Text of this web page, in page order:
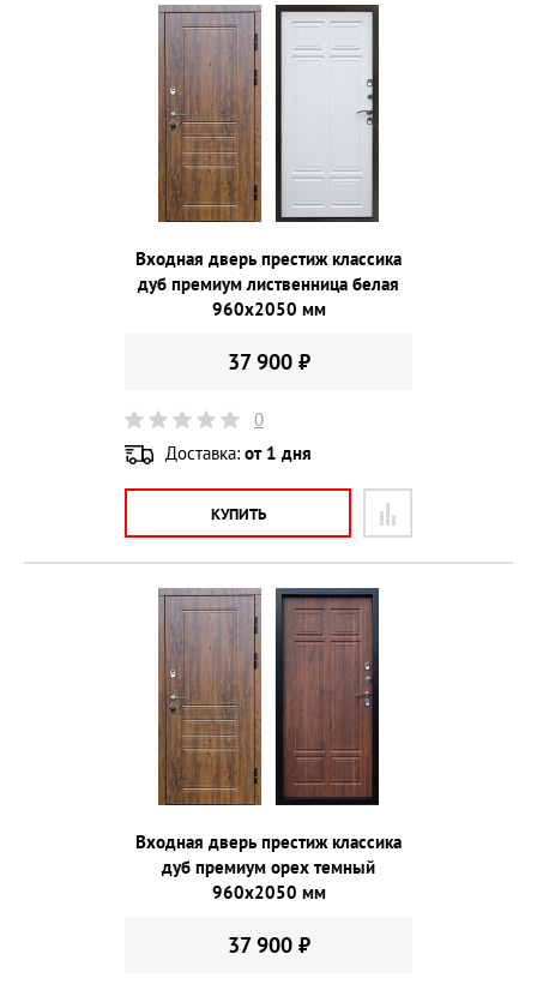
Входная дверь престиж классика
дуб премиум лиственница белая
960х2050 мм
37 900 ₽
0
Доставка: от 1 дня
КУПИТЬ
Входная дверь престиж классика
дуб премиум орех темный
960х2050 мм
37 900 ₽